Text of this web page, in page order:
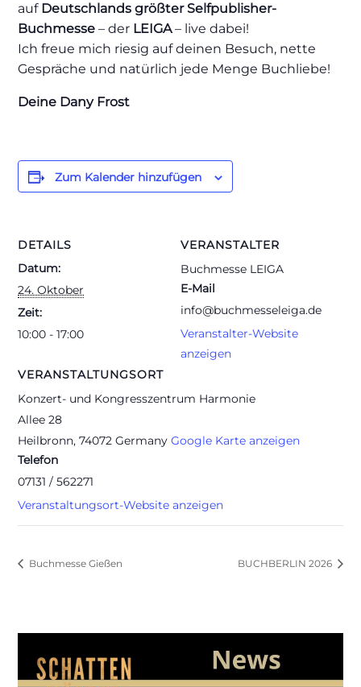
auf Deutschlands größter Selfpublisher-
Buchmesse – der LEIGA– live dabei!
Ich freue mich riesig auf deinen Besuch, nette
Gespräche und natürlich jede Menge Buchliebe!
Deine Dany Frost
Zum Kalender hinzufügen
DETAILS
Datum:
24. Oktober
Zeit:
10:00 - 17:00
VERANSTALTUNGSORT
Konzert- und Kongresszentrum Harmonie
Allee 28
Heilbronn, 74072 Germany Google Karte anzeigen
Telefon
07131 / 562271
Veranstaltungsort-Website anzeigen
VERANSTALTER
Buchmesse LEIGA
E-Mail
info@buchmesseleiga.de
Veranstalter-Website
anzeigen
Buchmesse Gießen BUCHBERLIN 2026